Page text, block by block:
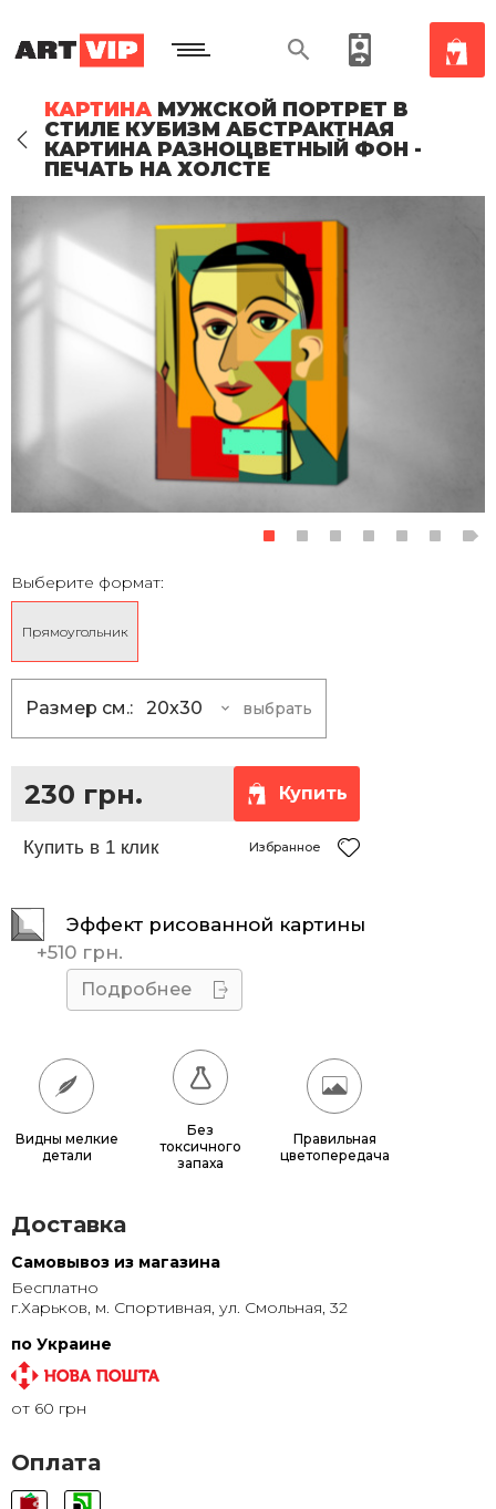
КАРТИНА МУЖСКОЙ ПОРТРЕТ В
СТИЛЕ КУБИЗМ АБСТРАКТНАЯ
КАРТИНА РАЗНОЦВЕТНЫЙ ФОН -
ПЕЧАТЬ НА ХОЛСТЕ
Выберите формат:
Прямоугольник
Размер см.: 20x30 выбрать
20x30 230 грн.
355 грн.
390 грн.
465 грн.
40x60 585 грн.
40x70
50x70
60x70 880 грн.
100x150
Эффект рисованной картины
+510 грн.
Подробнее
230 грн. Купить
Избранное
Видны мелкие
детали
Без
токсичного
запаха
Правильная
цветопередача
Доставка
Самовывоз из магазина
Бесплатно
г.Харьков, м. Спортивная, ул. Смольная, 32
по Украине
от 60 грн
Оплата